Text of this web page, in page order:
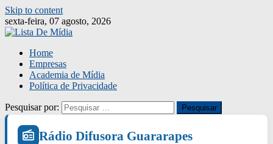
Skip to content
sexta-feira, 07 agosto, 2026
Home
Empresas
Academia de Mídia
Política de Privacidade
Pesquisar por:
Rádio Difusora Guararapes